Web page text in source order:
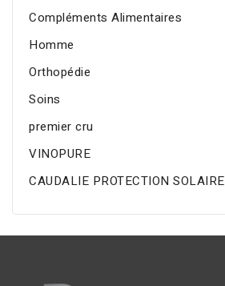
Compléments Alimentaires
Homme
Orthopédie
Soins
premier cru
VINOPURE
CAUDALIE PROTECTION SOLAIRE